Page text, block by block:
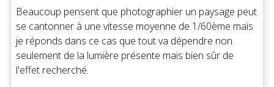
Beaucoup pensent que photographier un paysage peut
se cantonner à une vitesse moyenne de 1/60ème mais
je réponds dans ce cas que tout va dépendre non
seulement de la lumière présente mais bien sûr de
l'effet recherché.